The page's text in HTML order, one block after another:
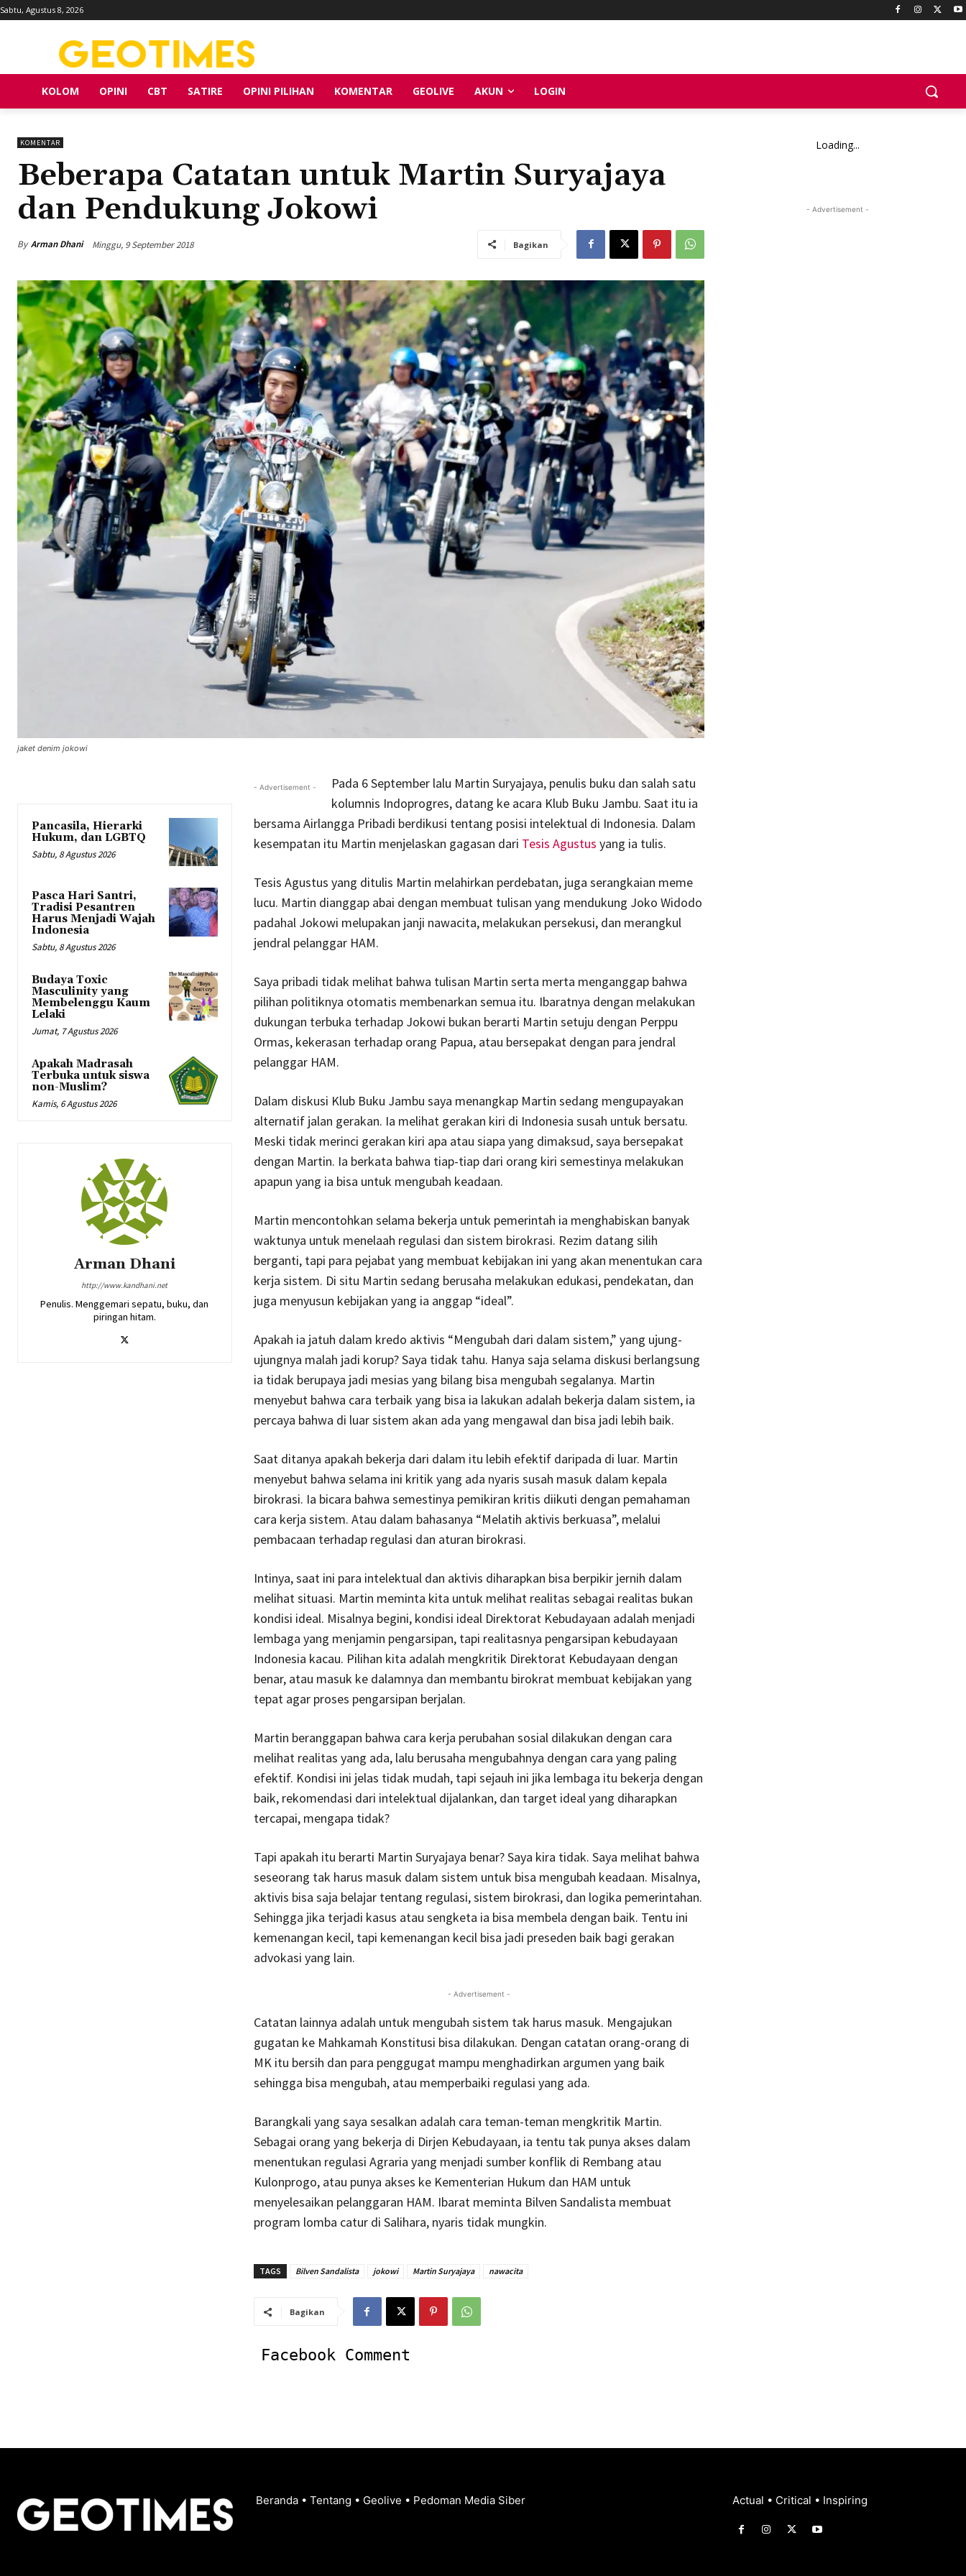
Sabtu, Agustus 8, 2026
KOLOM OPINI CBT SATIRE OPINI PILIHAN KOMENTAR GEOLIVE AKUN LOGIN
KOMENTAR
Beberapa Catatan untuk Martin Suryajaya
dan Pendukung Jokowi
By Arman Dhani Minggu, 9 September 2018 Bagikan
jaket denim jokowi
Pancasila, Hierarki
Hukum, dan LGBTQ
Sabtu, 8 Agustus 2026
Pasca Hari Santri,
Tradisi Pesantren
Harus Menjadi Wajah
Indonesia
Sabtu, 8 Agustus 2026
Budaya Toxic
Masculinity yang
Membelenggu Kaum
Lelaki
Jumat, 7 Agustus 2026
Apakah Madrasah
Terbuka untuk siswa
non-Muslim?
Kamis, 6 Agustus 2026
Arman Dhani
http://www.kandhani.net
Penulis. Menggemari sepatu, buku, dan
piringan hitam.
- Advertisement -
Pada 6 September lalu Martin Suryajaya, penulis buku dan salah satu
kolumnis Indoprogres, datang ke acara Klub Buku Jambu. Saat itu ia
bersama Airlangga Pribadi berdikusi tentang posisi intelektual di Indonesia. Dalam
kesempatan itu Martin menjelaskan gagasan dari Tesis Agustus yang ia tulis.
Tesis Agustus yang ditulis Martin melahirkan perdebatan, juga serangkaian meme
lucu. Martin dianggap abai dengan membuat tulisan yang mendukung Joko Widodo
padahal Jokowi melupakan janji nawacita, melakukan persekusi, dan merangkul
jendral pelanggar HAM.
Saya pribadi tidak melihat bahwa tulisan Martin serta merta menganggap bahwa
pilihan politiknya otomatis membenarkan semua itu. Ibaratnya dengan melakukan
dukungan terbuka terhadap Jokowi bukan berarti Martin setuju dengan Perppu
Ormas, kekerasan terhadap orang Papua, atau bersepakat dengan para jendral
pelanggar HAM.
Dalam diskusi Klub Buku Jambu saya menangkap Martin sedang mengupayakan
alternatif jalan gerakan. Ia melihat gerakan kiri di Indonesia susah untuk bersatu.
Meski tidak merinci gerakan kiri apa atau siapa yang dimaksud, saya bersepakat
dengan Martin. Ia berkata bahwa tiap-tiap dari orang kiri semestinya melakukan
apapun yang ia bisa untuk mengubah keadaan.
Martin mencontohkan selama bekerja untuk pemerintah ia menghabiskan banyak
waktunya untuk menelaah regulasi dan sistem birokrasi. Rezim datang silih
berganti, tapi para pejabat yang membuat kebijakan ini yang akan menentukan cara
kerja sistem. Di situ Martin sedang berusaha melakukan edukasi, pendekatan, dan
juga menyusun kebijakan yang ia anggap “ideal”.
Apakah ia jatuh dalam kredo aktivis “Mengubah dari dalam sistem,” yang ujung-
ujungnya malah jadi korup? Saya tidak tahu. Hanya saja selama diskusi berlangsung
ia tidak berupaya jadi mesias yang bilang bisa mengubah segalanya. Martin
menyebut bahwa cara terbaik yang bisa ia lakukan adalah bekerja dalam sistem, ia
percaya bahwa di luar sistem akan ada yang mengawal dan bisa jadi lebih baik.
Saat ditanya apakah bekerja dari dalam itu lebih efektif daripada di luar. Martin
menyebut bahwa selama ini kritik yang ada nyaris susah masuk dalam kepala
birokrasi. Ia bicara bahwa semestinya pemikiran kritis diikuti dengan pemahaman
cara kerja sistem. Atau dalam bahasanya “Melatih aktivis berkuasa”, melalui
pembacaan terhadap regulasi dan aturan birokrasi.
Intinya, saat ini para intelektual dan aktivis diharapkan bisa berpikir jernih dalam
melihat situasi. Martin meminta kita untuk melihat realitas sebagai realitas bukan
kondisi ideal. Misalnya begini, kondisi ideal Direktorat Kebudayaan adalah menjadi
lembaga yang menjamin pengarsipan, tapi realitasnya pengarsipan kebudayaan
Indonesia kacau. Pilihan kita adalah mengkritik Direktorat Kebudayaan dengan
benar, atau masuk ke dalamnya dan membantu birokrat membuat kebijakan yang
tepat agar proses pengarsipan berjalan.
Martin beranggapan bahwa cara kerja perubahan sosial dilakukan dengan cara
melihat realitas yang ada, lalu berusaha mengubahnya dengan cara yang paling
efektif. Kondisi ini jelas tidak mudah, tapi sejauh ini jika lembaga itu bekerja dengan
baik, rekomendasi dari intelektual dijalankan, dan target ideal yang diharapkan
tercapai, mengapa tidak?
Tapi apakah itu berarti Martin Suryajaya benar? Saya kira tidak. Saya melihat bahwa
seseorang tak harus masuk dalam sistem untuk bisa mengubah keadaan. Misalnya,
aktivis bisa saja belajar tentang regulasi, sistem birokrasi, dan logika pemerintahan.
Sehingga jika terjadi kasus atau sengketa ia bisa membela dengan baik. Tentu ini
kemenangan kecil, tapi kemenangan kecil bisa jadi preseden baik bagi gerakan
advokasi yang lain.
- Advertisement -
Catatan lainnya adalah untuk mengubah sistem tak harus masuk. Mengajukan
gugatan ke Mahkamah Konstitusi bisa dilakukan. Dengan catatan orang-orang di
MK itu bersih dan para penggugat mampu menghadirkan argumen yang baik
sehingga bisa mengubah, atau memperbaiki regulasi yang ada.
Barangkali yang saya sesalkan adalah cara teman-teman mengkritik Martin.
Sebagai orang yang bekerja di Dirjen Kebudayaan, ia tentu tak punya akses dalam
menentukan regulasi Agraria yang menjadi sumber konflik di Rembang atau
Kulonprogo, atau punya akses ke Kementerian Hukum dan HAM untuk
menyelesaikan pelanggaran HAM. Ibarat meminta Bilven Sandalista membuat
program lomba catur di Salihara, nyaris tidak mungkin.
TAGS Bilven Sandalista jokowi Martin Suryajaya nawacita
Bagikan
Facebook Comment
Loading...
- Advertisement -
Beranda • Tentang • Geolive • Pedoman Media Siber Actual • Critical • Inspiring